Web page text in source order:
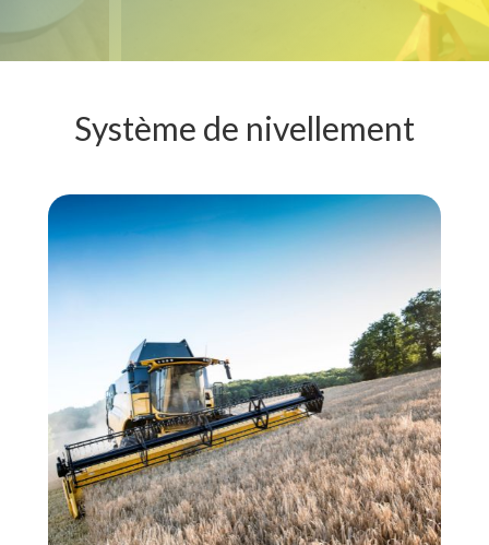
Système de nivellement